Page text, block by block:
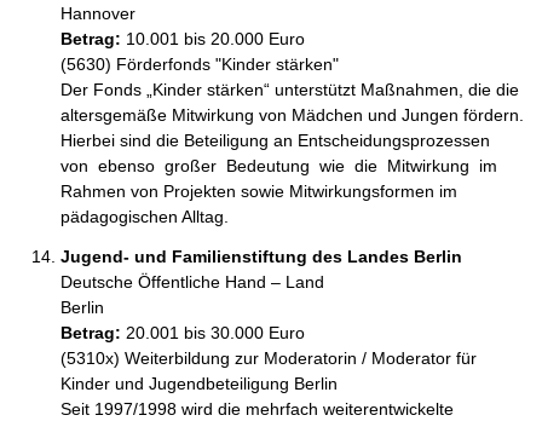
Hannover
Betrag: 10.001 bis 20.000 Euro
(5630) Förderfonds "Kinder stärken"
Der Fonds „Kinder stärken“ unterstützt Maßnahmen, die die
altersgemäße Mitwirkung von Mädchen und Jungen fördern.
Hierbei sind die Beteiligung an Entscheidungsprozessen
von  ebenso  großer  Bedeutung  wie  die  Mitwirkung  im
Rahmen von Projekten sowie Mitwirkungsformen im
pädagogischen Alltag.
Jugend- und Familienstiftung des Landes Berlin
Deutsche Öffentliche Hand – Land
Berlin
Betrag: 20.001 bis 30.000 Euro
(5310x) Weiterbildung zur Moderatorin / Moderator für
Kinder und Jugendbeteiligung Berlin
Seit 1997/1998 wird die mehrfach weiterentwickelte